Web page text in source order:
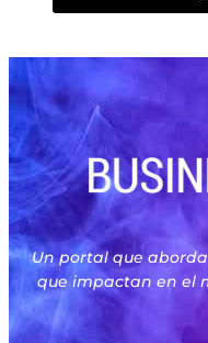
Un portal que
que impactan en el